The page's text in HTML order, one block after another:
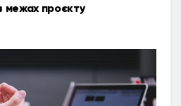
межах проєкту